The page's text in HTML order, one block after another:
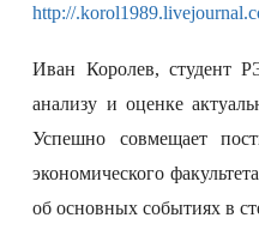
http://.korol
Иван Королев, студент
анализу и оценке
Успешно совмещает
экономического
об основных событиях в